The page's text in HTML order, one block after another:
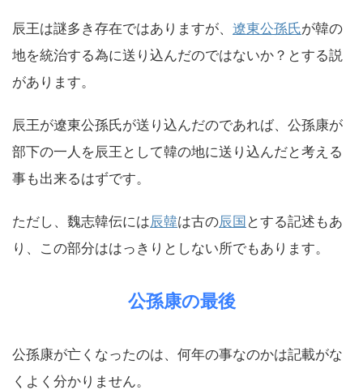
辰王は謎多き存在ではありますが、 遼東公孫氏が韓の
地を統治する為に送り込んだのではないか？とする説
があります。
辰王が遼東公孫氏が送り込んだのであれば、公孫康が
部下の一人を辰王として韓の地に送り込んだと考える
事も出来るはずです。
ただし、魏志韓伝には辰韓は古の辰国 とする記述もあ
り、この部分ははっきりとしない所でもあります。
公孫康の最後
公孫康が亡くなったのは、何年の事なのかは記載がな
くよく分かりません。